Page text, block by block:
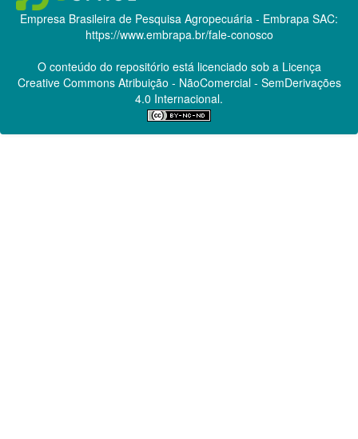
Empresa Brasileira de Pesquisa Agropecuária - Embrapa SAC:
https://www.embrapa.br/fale-conosco
O conteúdo do repositório está licenciado sob a Licença
Creative CommonsAtribuição - NãoComercial - SemDerivações
4.0 Internacional.